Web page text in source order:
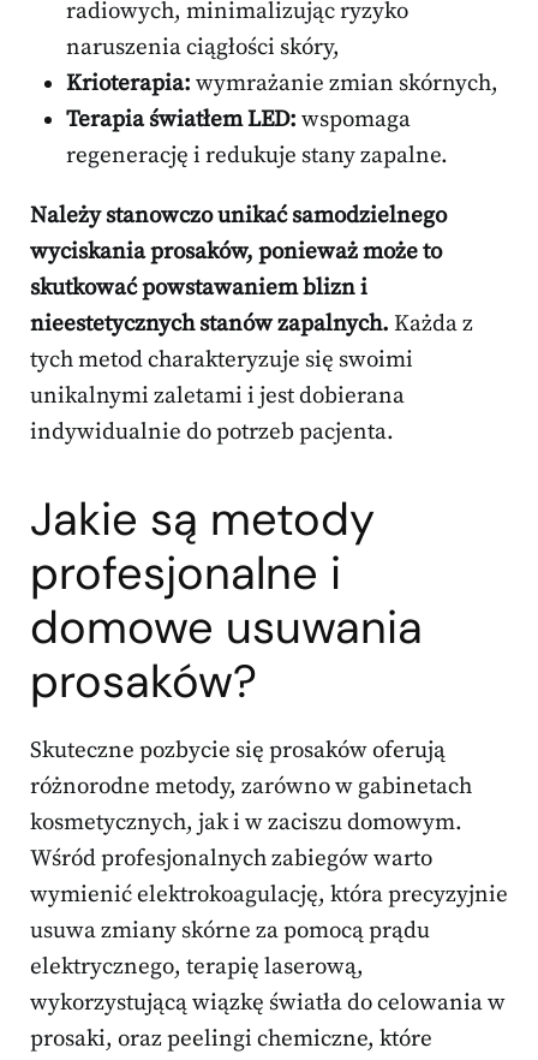
radiowych, minimalizując ryzyko
naruszenia ciągłości skóry,
Krioterapia: wymrażanie zmian skórnych,
Terapia światłem LED: wspomaga
regenerację i redukuje stany zapalne.
Należy stanowczo unikać samodzielnego
wyciskania prosaków, ponieważ może to
skutkować powstawaniem blizn i
nieestetycznych stanów zapalnych. Każda z
tych metod charakteryzuje się swoimi
unikalnymi zaletami i jest dobierana
indywidualnie do potrzeb pacjenta.
Jakie są metody
profesjonalne i
domowe usuwania
prosaków?
Skuteczne pozbycie się prosaków oferują
różnorodne metody, zarówno w gabinetach
kosmetycznych, jak i w zaciszu domowym.
Wśród profesjonalnych zabiegów warto
wymienić elektrokoagulację, która precyzyjnie
usuwa zmiany skórne za pomocą prądu
elektrycznego, terapię laserową,
wykorzystującą wiązkę światła do celowania w
prosaki, oraz peelingi chemiczne, które